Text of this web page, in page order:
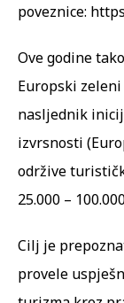
poveznice:
Ove godine
Europski
nasljednik
izvrsnosti
održive
25.000 –
Cilj je
provele